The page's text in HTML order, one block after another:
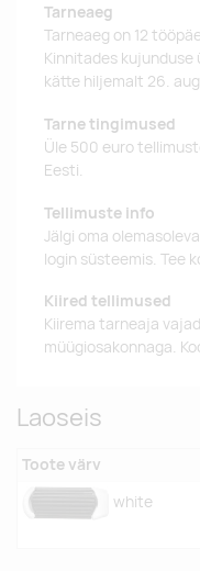
Tarneaeg
Tarneaeg on 12
Kinnitades
kätte hiljemalt 26.
Tarne tingimused
Üle 500 euro
Eesti.
Tellimuste info
Jälgi oma
login süsteemis. Tee
Kiired tellimused
Kiirema tarneaja
müügiosakonnaga.
Laoseis
Toote värv
white